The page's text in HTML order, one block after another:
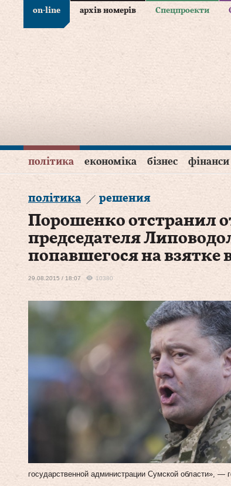
on-line архів номерів Спецпроекти
політика економіка бізнес фінанси
політика решения
Порошенко отстранил
председателя
попавшегося на взятке
29.08.2015 / 18:07 10380
государственной администрации Сумской области», —